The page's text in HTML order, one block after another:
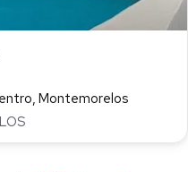
Montemorelos